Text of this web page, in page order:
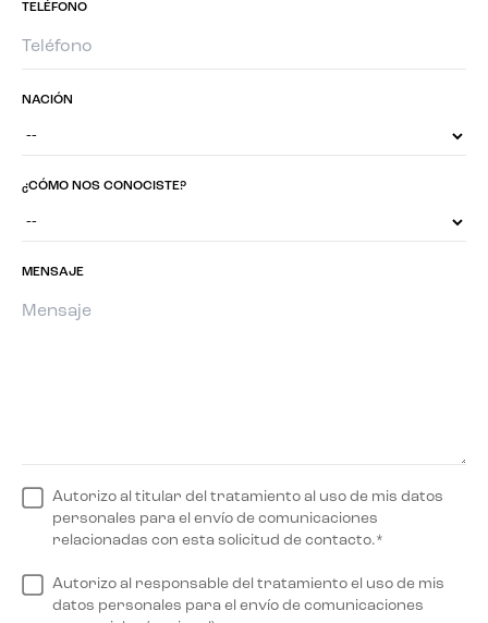
TELÉFONO
NACIÓN
¿CÓMO NOS CONOCISTE?
MENSAJE
Autorizo al titular del tratamiento al uso de mis datos
personales para el envío de comunicaciones
relacionadas con esta solicitud de contacto.*
Autorizo al responsable del tratamiento el uso de mis
datos personales para el envío de comunicaciones